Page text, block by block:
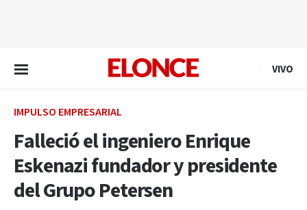
VIVO
IMPULSO EMPRESARIAL
Falleció el ingeniero Enrique
Eskenazi fundador y presidente
del Grupo Petersen